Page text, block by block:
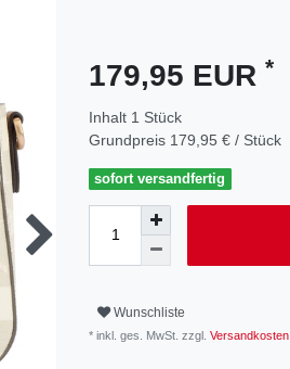
179,95 EUR *
Inhalt 1 Stück
Grundpreis 179,95 € / Stück
sofort versandfertig
Wunschliste
* inkl. ges. MwSt. zzgl. Versandkosten